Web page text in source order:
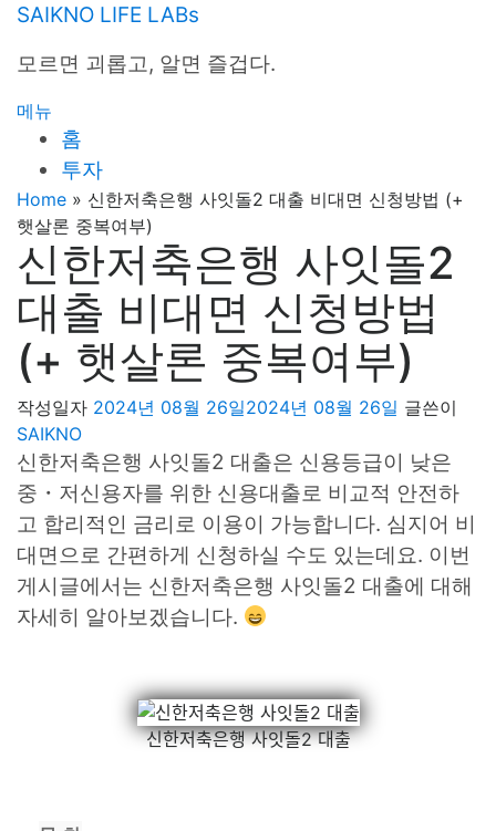
SAIKNO LIFE LABs
모르면 괴롭고, 알면 즐겁다.
메뉴
홈
투자
Home » 신한저축은행 사잇돌2 대출 비대면 신청방법 (+
햇살론 중복여부)
신한저축은행 사잇돌2
대출 비대면 신청방법
(+ 햇살론 중복여부)
작성일자 2024년 08월 26일2024년 08월 26일 글쓴이
SAIKNO
신한저축은행 사잇돌2 대출은 신용등급이 낮은
중・저신용자를 위한 신용대출로 비교적 안전하
고 합리적인 금리로 이용이 가능합니다. 심지어 비
대면으로 간편하게 신청하실 수도 있는데요. 이번
게시글에서는 신한저축은행 사잇돌2 대출에 대해
자세히 알아보겠습니다.
신한저축은행 사잇돌2 대출